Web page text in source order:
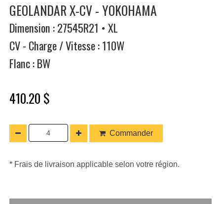
GEOLANDAR X-CV - YOKOHAMA
Dimension : 27545R21 • XL
CV - Charge / Vitesse : 110W
Flanc : BW
410.20 $
Commander
* Frais de livraison applicable selon votre région.